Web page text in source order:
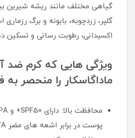
گیاهی مختلف مانند ریشه شیرین
گلپر، زردچوبه، بابونه و برگ
اکسیدانی، رطوبت رسانی و تسکین
ویژگی هایی که کرم ضد
ماداگاسکار را منحصر به